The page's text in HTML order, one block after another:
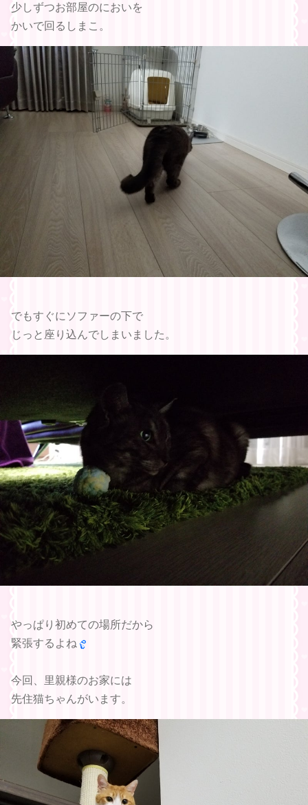
少しずつお部屋のにおいを
かいで回るしまこ。
でもすぐにソファーの下で
じっと座り込んでしまいました。
やっぱり初めての場所だから
緊張するよね
今回、里親様のお家には
先住猫ちゃんがいます。